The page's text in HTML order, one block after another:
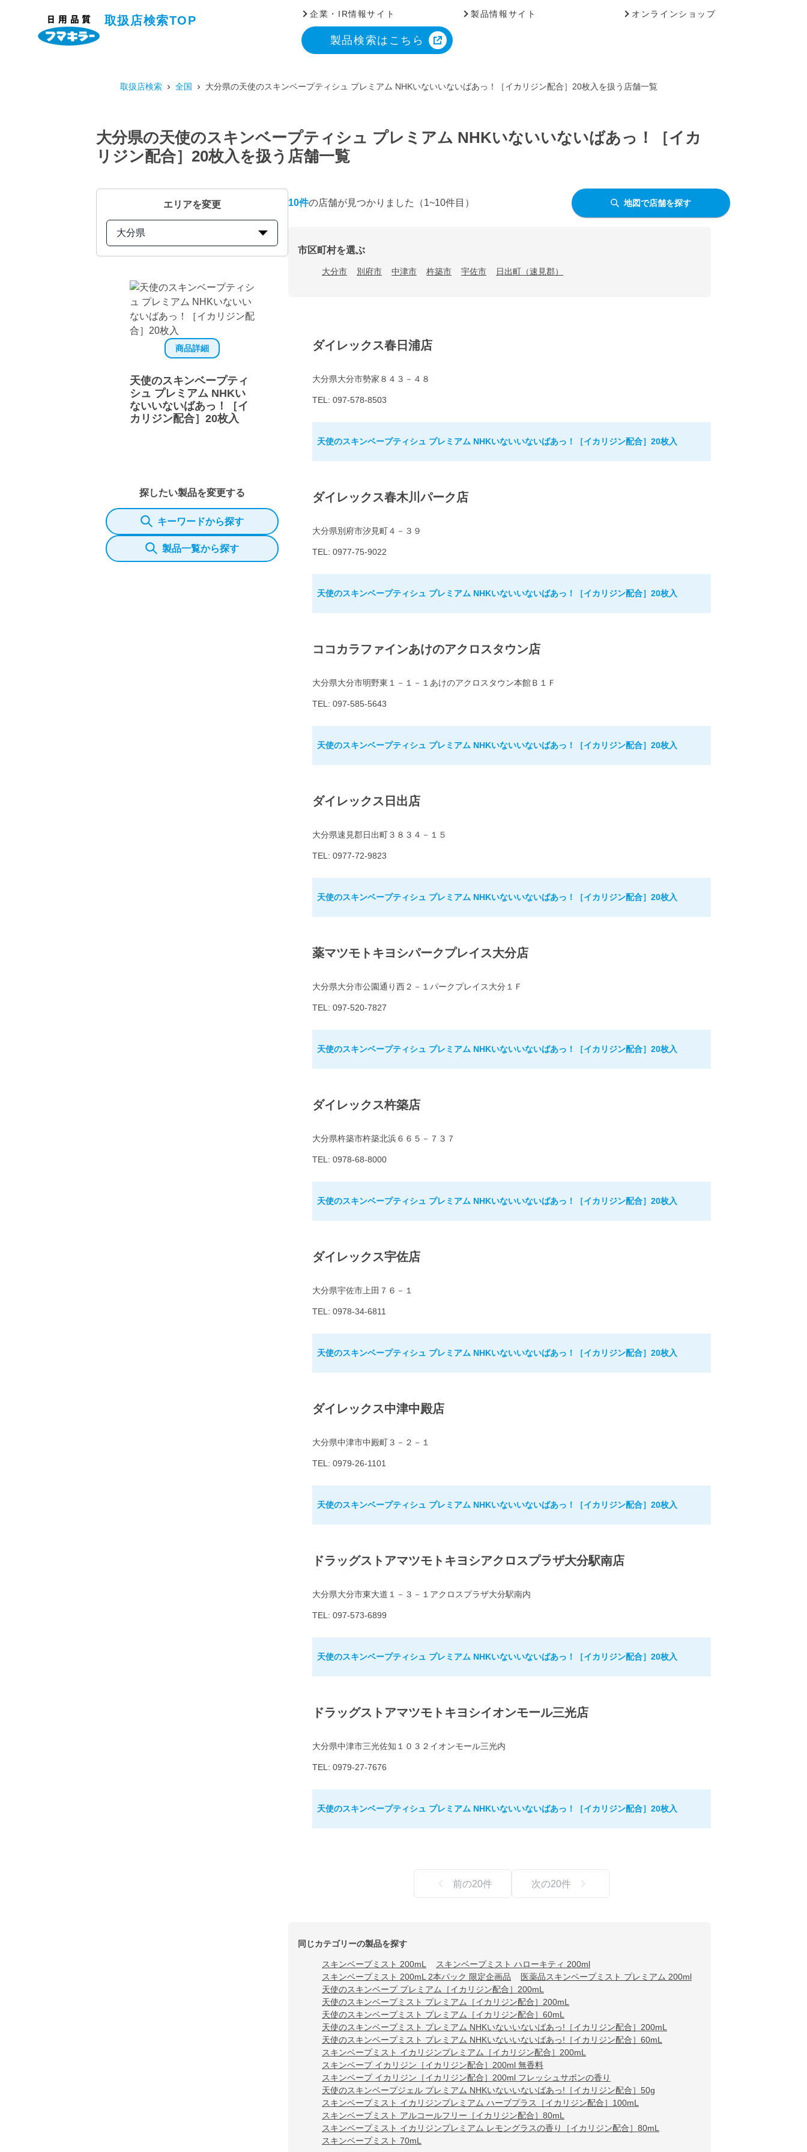
取扱店検索TOP
企業・IR情報サイト 製品情報サイト オンラインショップ
製品検索はこちら
取扱店検索 全国 大分県の天使のスキンベープティシュ プレミアム NHKいないいないばあっ！［イカリジン配合］20枚入を扱う店舗一覧
大分県の天使のスキンベープティシュ プレミアム NHKいないいないばあっ！［イカ
リジン配合］20枚入を扱う店舗一覧
エリアを変更
大分県
商品詳細
天使のスキンベープティ
シュ プレミアム NHKい
ないいないばあっ！［イ
カリジン配合］20枚入
探したい製品を変更する
キーワードから探す
製品一覧から探す
10件の店舗が見つかりました （1~10件目） 地図で店舗を探す
市区町村を選ぶ
大分市 別府市 中津市 杵築市 宇佐市 日出町（速見郡）
ダイレックス春日浦店
大分県大分市勢家８４３－４８
TEL: 097-578-8503
天使のスキンベープティシュ プレミアム NHKいないいないばあっ！［イカリジン配合］20枚入
ダイレックス春木川パーク店
大分県別府市汐見町４－３９
TEL: 0977-75-9022
天使のスキンベープティシュ プレミアム NHKいないいないばあっ！［イカリジン配合］20枚入
ココカラファインあけのアクロスタウン店
大分県大分市明野東１－１－１あけのアクロスタウン本館Ｂ１Ｆ
TEL: 097-585-5643
天使のスキンベープティシュ プレミアム NHKいないいないばあっ！［イカリジン配合］20枚入
ダイレックス日出店
大分県速見郡日出町３８３４－１５
TEL: 0977-72-9823
天使のスキンベープティシュ プレミアム NHKいないいないばあっ！［イカリジン配合］20枚入
薬マツモトキヨシパークプレイス大分店
大分県大分市公園通り西２－１パークプレイス大分１Ｆ
TEL: 097-520-7827
天使のスキンベープティシュ プレミアム NHKいないいないばあっ！［イカリジン配合］20枚入
ダイレックス杵築店
大分県杵築市杵築北浜６６５－７３７
TEL: 0978-68-8000
天使のスキンベープティシュ プレミアム NHKいないいないばあっ！［イカリジン配合］20枚入
ダイレックス宇佐店
大分県宇佐市上田７６－１
TEL: 0978-34-6811
天使のスキンベープティシュ プレミアム NHKいないいないばあっ！［イカリジン配合］20枚入
ダイレックス中津中殿店
大分県中津市中殿町３－２－１
TEL: 0979-26-1101
天使のスキンベープティシュ プレミアム NHKいないいないばあっ！［イカリジン配合］20枚入
ドラッグストアマツモトキヨシアクロスプラザ大分駅南店
大分県大分市東大道１－３－１アクロスプラザ大分駅南内
TEL: 097-573-6899
天使のスキンベープティシュ プレミアム NHKいないいないばあっ！［イカリジン配合］20枚入
ドラッグストアマツモトキヨシイオンモール三光店
大分県中津市三光佐知１０３２イオンモール三光内
TEL: 0979-27-7676
天使のスキンベープティシュ プレミアム NHKいないいないばあっ！［イカリジン配合］20枚入
前の20件 次の20件
同じカテゴリーの製品を探す
スキンベープミスト 200mL
スキンベープミスト ハローキティ 200ml
スキンベープミスト 200mL 2本パック 限定企画品
医薬品スキンベープミスト プレミアム 200ml
天使のスキンベープ プレミアム［イカリジン配合］200mL
天使のスキンベープミスト プレミアム［イカリジン配合］200mL
天使のスキンベープミスト プレミアム［イカリジン配合］60mL
天使のスキンベープミスト プレミアム NHKいないいないばあっ!［イカリジン配合］200mL
天使のスキンベープミスト プレミアム NHKいないいないばあっ!［イカリジン配合］60mL
スキンベープミスト イカリジンプレミアム［イカリジン配合］200mL
スキンベープ イカリジン［イカリジン配合］200ml 無香料
スキンベープ イカリジン［イカリジン配合］200ml フレッシュサボンの香り
天使のスキンベープジェル プレミアム NHKいないいないばあっ!［イカリジン配合］50g
スキンベープミスト イカリジンプレミアム ハーブプラス［イカリジン配合］100mL
スキンベープミスト アルコールフリー［イカリジン配合］80mL
スキンベープミスト イカリジンプレミアム レモングラスの香り［イカリジン配合］80mL
スキンベープミスト 70mL